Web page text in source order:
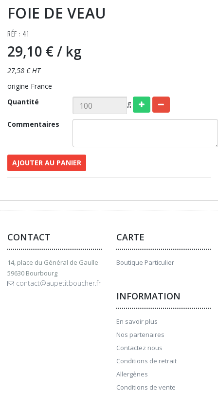
FOIE DE VEAU
RÉF : 41
29,10 €/ kg
27,58 € HT
origine France
Quantité
g
Commentaires
AJOUTER AU PANIER
CONTACT
14, place du Général de Gaulle
59630 Bourbourg
contact@aupetitboucher.fr
CARTE
Boutique Particulier
INFORMATION
En savoir plus
Nos partenaires
Contactez nous
Conditions de retrait
Allergènes
Conditions de vente